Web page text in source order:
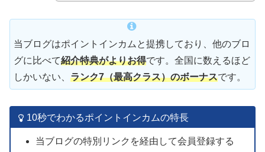
当ブログはポイントインカムと提携しており、他のブロ
グに比べて紹介特典がよりお得です。全国に数えるほど
しかいない、 ランク7（最高クラス）のボーナスです。
10秒でわかるポイントインカムの特長
当ブログの特別リンクを経由して会員登録する